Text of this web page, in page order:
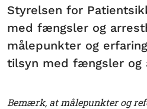
Styrelsen for
med fængsler og
målepunkter og
tilsyn med fængsler og
Bemærk, at målepunkter og